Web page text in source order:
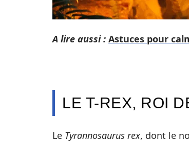
A lire aussi : Astuces pour
LE T-REX, ROI
Le Tyrannosaurus rex, dont le